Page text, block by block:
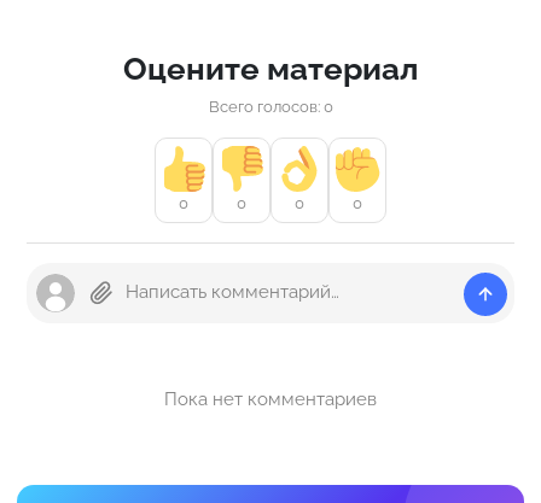
Оцените материал
Всего голосов: 0
0 0 0 0
Пока нет комментариев